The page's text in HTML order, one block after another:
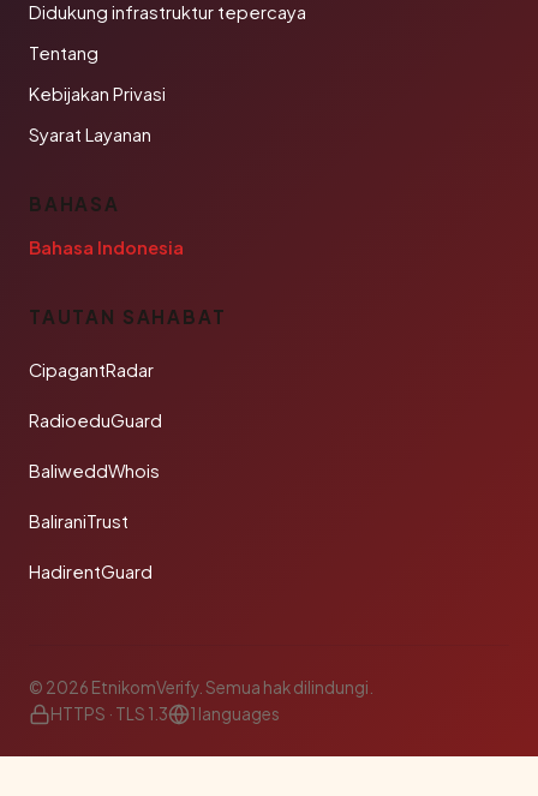
Didukung infrastruktur tepercaya
Tentang
Kebijakan Privasi
Syarat Layanan
BAHASA
Bahasa Indonesia
TAUTAN SAHABAT
CipagantRadar
RadioeduGuard
BaliweddWhois
BaliraniTrust
HadirentGuard
© 2026 EtnikomVerify. Semua hak dilindungi.
HTTPS · TLS 1.3
1 languages